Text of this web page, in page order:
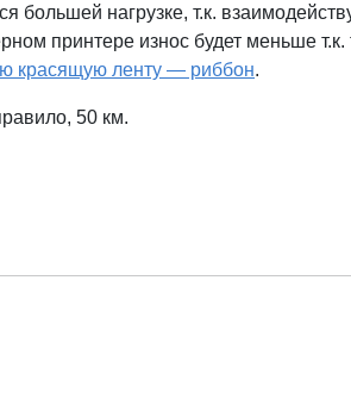
нагрузке, т.к.
принтере износ будет меньше т.к.
красящую ленту — риббон.
50 км.